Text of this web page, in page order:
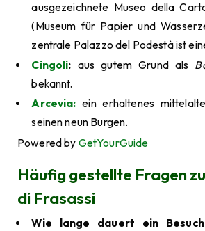
ausgezeichnete Museo della
(Museum für Papier und
zentrale Palazzo del Podestà ist
Cingoli: aus gutem Grund als
bekannt.
Arcevia: ein erhaltenes
seinen neun Burgen.
Powered by GetYourGuide
Häufig gestellte Fragen
di Frasassi
Wie lange dauert ein